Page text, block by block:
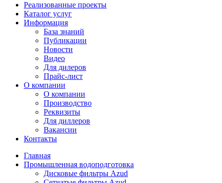
Реализованные проекты
Каталог услуг
Информация
База знаний
Публикации
Новости
Видео
Для дилеров
Прайс-лист
О компании
О компании
Производство
Реквизиты
Для диллеров
Вакансии
Контакты
Главная
Промышленная водоподготовка
Дисковые фильтры Azud